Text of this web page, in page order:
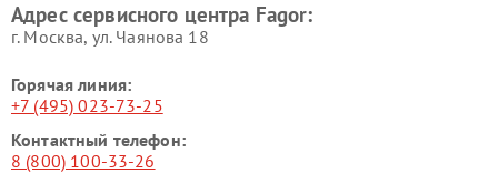
Адрес сервисного центра Fagor:
г. Москва, ул. Чаянова 18
Горячая линия:
+7 (495) 023-73-25
Контактный телефон:
8 (800) 100-33-26